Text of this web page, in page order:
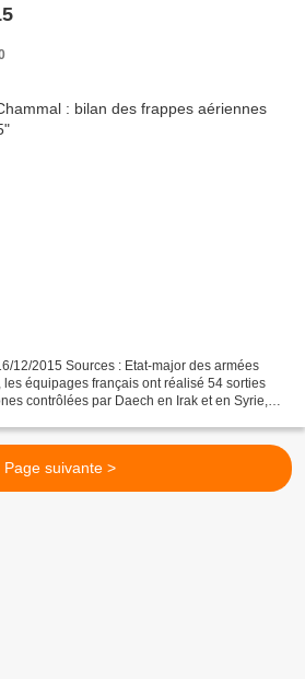
12/2015 Sources : Etat-major des armées
équipages français ont réalisé 54 sorties
contrôlées par Daech en Irak et en Syrie,
Page suivante >